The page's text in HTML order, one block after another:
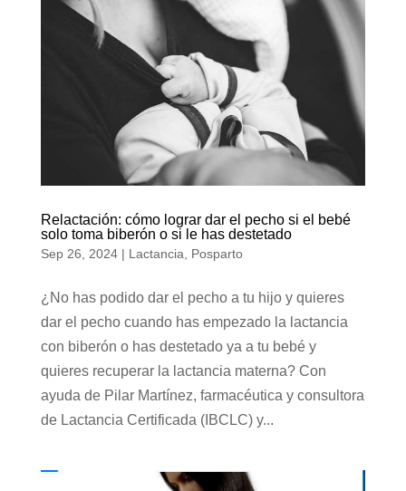
Relactación: cómo lograr dar el pecho si el bebé
solo toma biberón o si le has destetado
Sep 26, 2024| Lactancia, Posparto
¿No has podido dar el pecho a tu hijo y quieres
dar el pecho cuando has empezado la lactancia
con biberón o has destetado ya a tu bebé y
quieres recuperar la lactancia materna? Con
ayuda de Pilar Martínez, farmacéutica y consultora
de Lactancia Certificada (IBCLC) y...